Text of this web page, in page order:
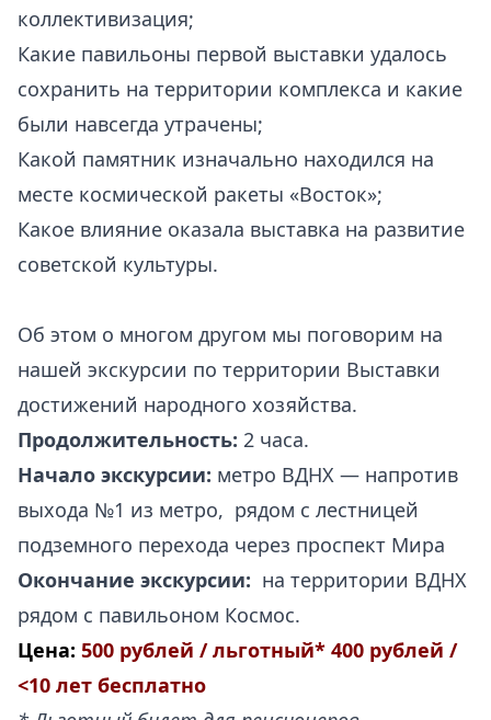
коллективизация;
Какие павильоны первой выставки удалось
сохранить на территории комплекса и какие
были навсегда утрачены;
Какой памятник изначально находился на
месте космической ракеты «Восток»;
Какое влияние оказала выставка на развитие
советской культуры.
Об этом о многом другом мы поговорим на
нашей экскурсии по территории Выставки
достижений народного хозяйства.
Продолжительность: 2 часа.
Начало экскурсии: метро ВДНХ — напротив
выхода №1 из метро, рядом с лестницей
подземного перехода через проспект Мира
Окончание экскурсии: на территории ВДНХ
рядом с павильоном Космос.
Цена: 500 рублей / льготный* 400 рублей /
<10 лет бесплатно